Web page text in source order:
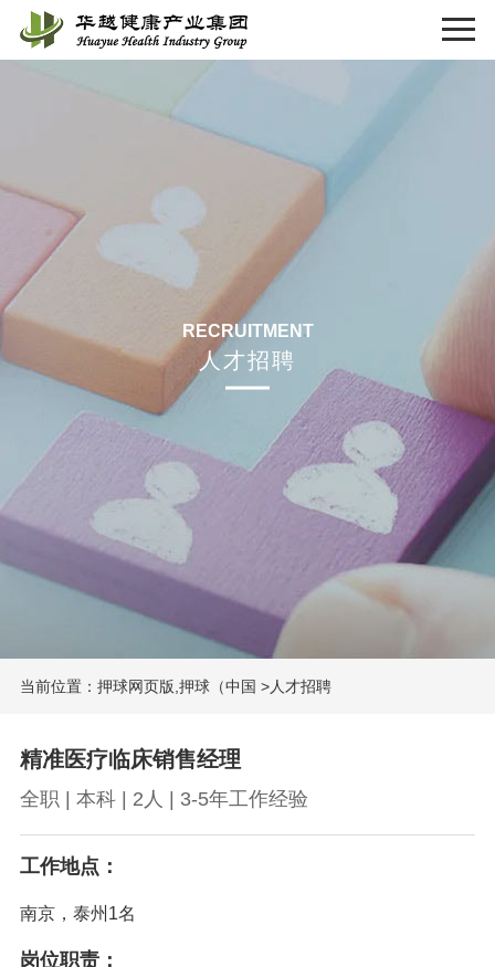
RECRUITMENT
人才招聘
当前位置： 押球网页版,押球（中国 >人才招聘
精准医疗临床销售经理
全职 | 本科 | 2人 | 3-5年工作经验
工作地点：
南京，泰州1名
岗位职责：